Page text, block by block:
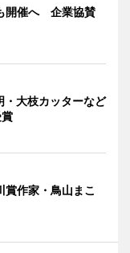
開催へ 企業協賛
・大枝カッターなど
賞作家・鳥山まこ